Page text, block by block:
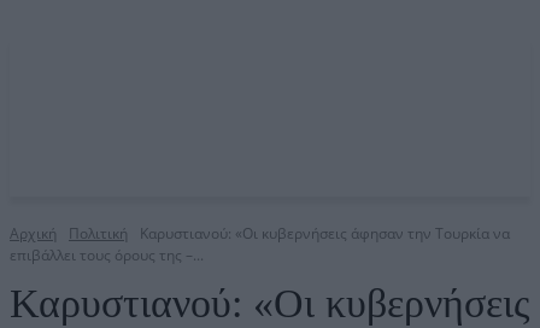
Αρχική Πολιτική
Καρυστιανού: «Οι κυβερνήσεις άφησαν την Τουρκία να
επιβάλλει τους όρους της –...
Καρυστιανού: «Οι κυβερνήσεις